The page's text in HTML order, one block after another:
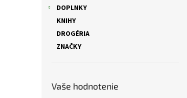
DOPLNKY
KNIHY
DROGÉRIA
ZNAČKY
Vaše hodnotenie